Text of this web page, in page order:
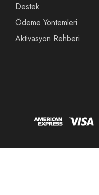
Destek
Ödeme Yöntemleri
Aktivasyon Rehberi